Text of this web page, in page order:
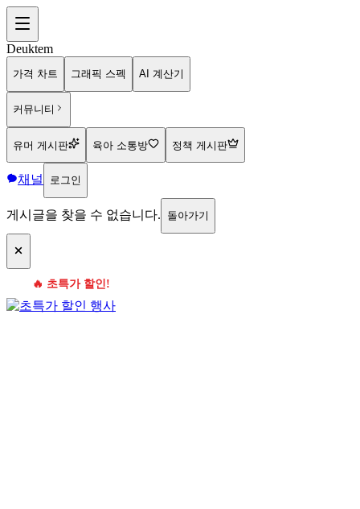
Deuktem
가격 차트 그래픽 스펙 AI 계산기
커뮤니티
유머 게시판 육아 소통방 정책 게시판
채널 로그인
게시글을 찾을 수 없습니다. 돌아가기
🔥 초특가 할인!